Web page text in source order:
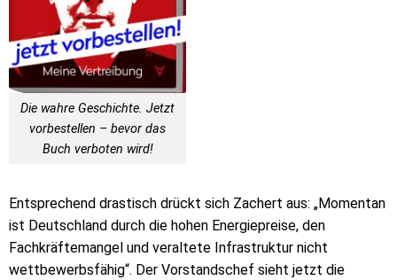
Die wahre Geschichte. Jetzt
vorbestellen – bevor das
Buch verboten wird!
Entsprechend drastisch drückt sich Zachert aus: „Momentan
ist Deutschland durch die hohen Energiepreise, den
Fachkräftemangel und veraltete Infrastruktur nicht
wettbewerbsfähig“. Der Vorstandschef sieht jetzt die